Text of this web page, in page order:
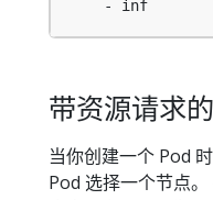
- inf
带资源请求
当你创建一个 Pod
Pod 选择一个节点